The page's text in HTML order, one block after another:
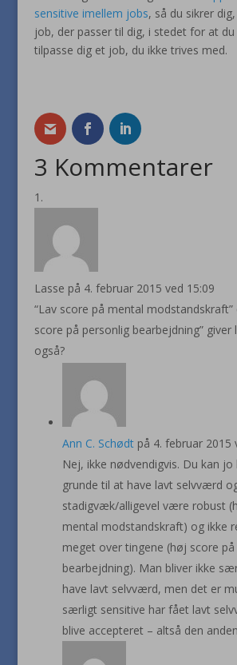
sensitive imellem jobs, så du sikrer
job, der passer til dig, i stedet for at
tilpasse dig et job, du ikke trives med.
3 Kommentarer
Lasse på 4. februar 2015 ved 15:09
“Lav score på mental modstandskraft”
score på personlig bearbejdning”
også?
Ann C. Schødt på 4. februar 2015
Nej, ikke nødvendigvis. Du kan jo
grunde til at have lavt selvværd
stadigvæk/alligevel være robust
mental modstandskraft) og ikke
meget over tingene (høj score
bearbejdning). Man bliver ikke
have lavt selvværd, men det er
særligt sensitive har fået lavt
blive accepteret – altså den